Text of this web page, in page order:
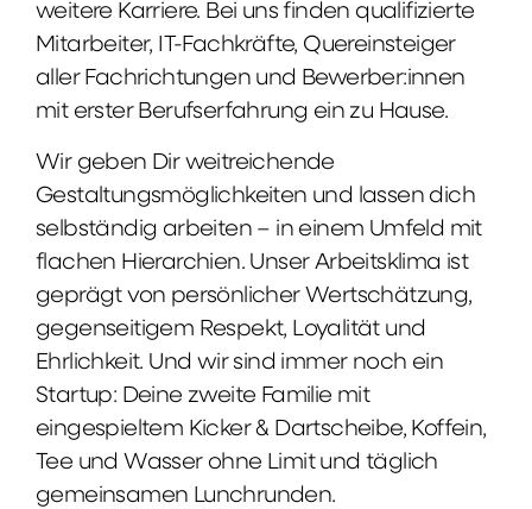
weitere Karriere. Bei uns finden qualifizierte
Mitarbeiter, IT-Fachkräfte, Quereinsteiger
aller Fachrichtungen und Bewerber:innen
mit erster Berufserfahrung ein zu Hause.
Wir geben Dir weitreichende
Gestaltungsmöglichkeiten und lassen dich
selbständig arbeiten – in einem Umfeld mit
flachen Hierarchien. Unser Arbeitsklima ist
geprägt von persönlicher Wertschätzung,
gegenseitigem Respekt, Loyalität und
Ehrlichkeit. Und wir sind immer noch ein
Startup: Deine zweite Familie mit
eingespieltem Kicker & Dartscheibe, Koffein,
Tee und Wasser ohne Limit und täglich
gemeinsamen Lunchrunden.